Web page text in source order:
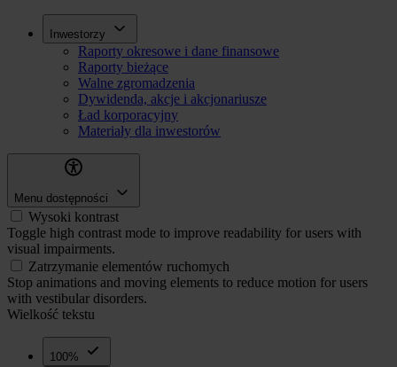
Inwestorzy
Raporty okresowe i dane finansowe
Raporty bieżące
Walne zgromadzenia
Dywidenda, akcje i akcjonariusze
Ład korporacyjny
Materiały dla inwestorów
Menu dostępności
Wysoki kontrast
Toggle high contrast mode to improve readability for users with
visual impairments.
Zatrzymanie elementów ruchomych
Stop animations and moving elements to reduce motion for users
with vestibular disorders.
Wielkość tekstu
100%